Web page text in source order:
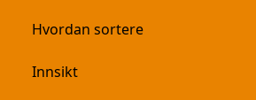
Hvordan sortere
Innsikt